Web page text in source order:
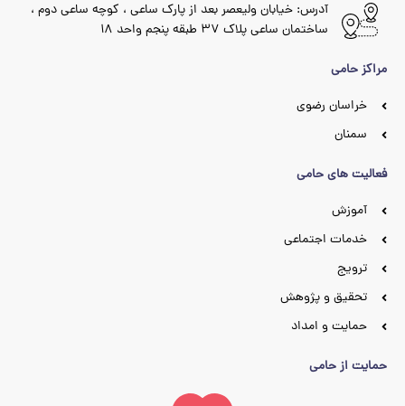
آدرس: خیابان ولیعصر بعد از پارک ساعی ، کوچه ساعی دوم ،
ساختمان ساعی پلاک ۳۷ طبقه پنجم واحد ۱۸
مراکز حامی
خراسان رضوی
سمنان
فعالیت های حامی
آموزش
خدمات اجتماعی
ترویج
تحقیق و پژوهش
حمایت و امداد
حمایت از حامی